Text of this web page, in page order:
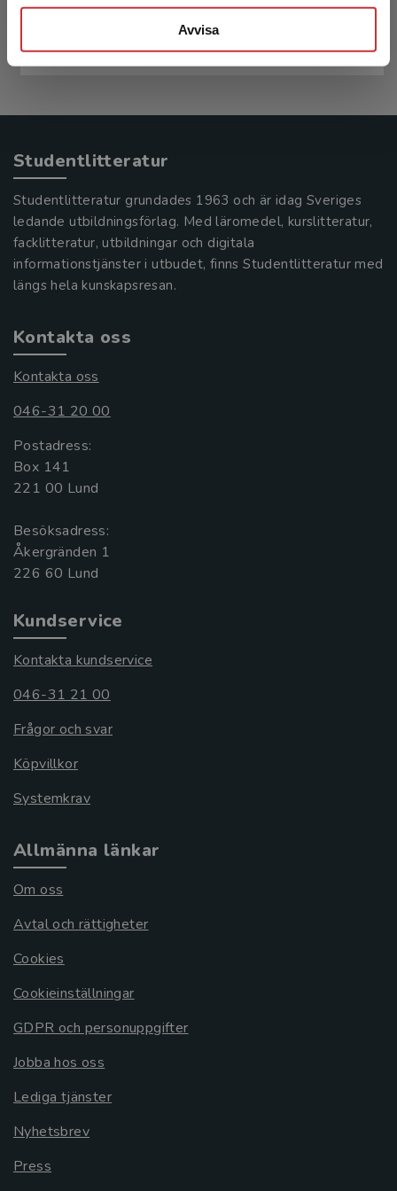
Avvisa
Bejerot, Susanne
Exkl. moms: 355 kr
Studentlitteratur
Studentlitteratur grundades 1963 och är idag Sveriges
ledande utbildningsförlag. Med läromedel, kurslitteratur,
facklitteratur, utbildningar och digitala
informationstjänster i utbudet, finns Studentlitteratur med
längs hela kunskapsresan.
Kontakta oss
Kontakta oss
046-31 20 00
Postadress:
Box 141
221 00 Lund
Besöksadress:
Åkergränden 1
Kundservice
Kontakta kundservice
046-31 21 00
Frågor och svar
Köpvillkor
Systemkrav
Allmänna länkar
Om oss
Avtal och rättigheter
Cookies
Cookieinställningar
GDPR och personuppgifter
Jobba hos oss
Lediga tjänster
Nyhetsbrev
Press